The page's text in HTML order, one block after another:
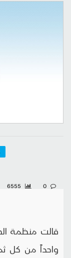
قالت منظمة
واحداً من كل